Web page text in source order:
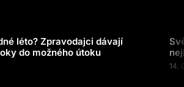
léto? Zpravodajci dávají
do možného útoku
14.